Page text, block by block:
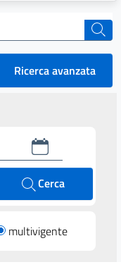
cerca
Ricerca avanzata
Cerca
multivigente